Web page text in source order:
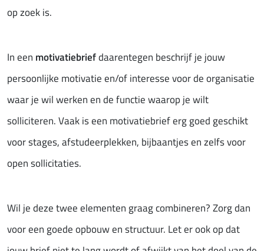
op zoek is.
In een motivatiebriefdaarentegen beschrijf je jouw
persoonlijke motivatie en/of interesse voor de organisatie
waar je wil werken en de functie waarop je wilt
solliciteren. Vaak is een motivatiebrief erg goed geschikt
voor stages, afstudeerplekken, bijbaantjes en zelfs voor
open sollicitaties.
Wil je deze twee elementen graag combineren? Zorg dan
voor een goede opbouw en structuur. Let er ook op dat